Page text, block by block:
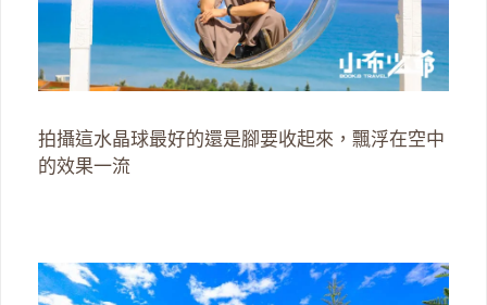
拍攝這水晶球最好的還是腳要收起來，飄浮在空中
的效果一流